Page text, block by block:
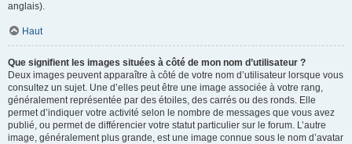
anglais).
Haut
Que signifient les images situées à côté de mon nom d’utilisateur ?
Deux images peuvent apparaître à côté de votre nom d’utilisateur lorsque vous
consultez un sujet. Une d’elles peut être une image associée à votre rang,
généralement représentée par des étoiles, des carrés ou des ronds. Elle
permet d’indiquer votre activité selon le nombre de messages que vous avez
publié, ou permet de différencier votre statut particulier sur le forum. L’autre
image, généralement plus grande, est une image connue sous le nom d’avatar